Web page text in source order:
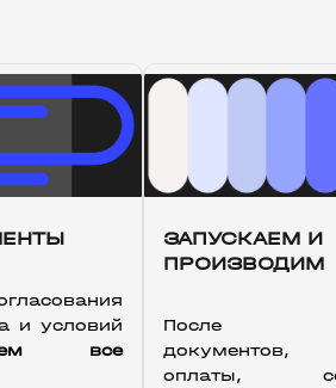
и условий
все
ЗАПУСКАЕМ И
ПРОИЗВОДИМ
После
документов,
оплаты,